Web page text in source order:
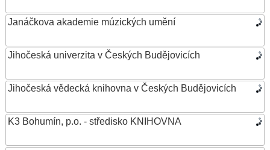
Janáčkova akademie múzických umění
Jihočeská univerzita v Českých Budějovicích
Jihočeská vědecká knihovna v Českých Budějovicích
K3 Bohumín, p.o. - středisko KNIHOVNA